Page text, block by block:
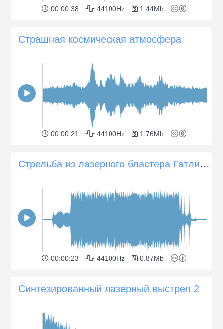
00:00:38 44100Hz 1.44Mb
Страшная космическая атмосфера
00:00:21 44100Hz 1.76Mb
Стрельба из лазерного бластера Гатлинга
00:00:23 44100Hz 0.87Mb
Синтезированный лазерный выстрел 2